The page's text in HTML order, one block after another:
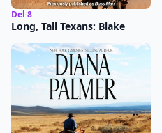
Del 8
Long, Tall Texans: Blake